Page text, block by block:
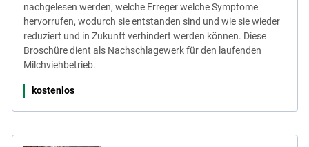
nachgelesen werden, welche Erreger welche Symptome
hervorrufen, wodurch sie entstanden sind und wie sie wieder
reduziert und in Zukunft verhindert werden können. Diese
Broschüre dient als Nachschlagewerk für den laufenden
Milchviehbetrieb.
kostenlos